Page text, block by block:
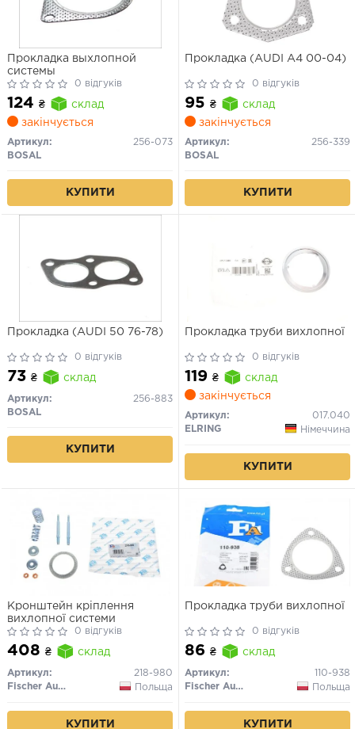
Прокладка выхлопной
системы
0 відгуків
124 ₴
склад
закінчується
Артикул:
256-073
BOSAL
КУПИТИ
Прокладка (AUDI A4 00-04)
0 відгуків
95 ₴
склад
закінчується
Артикул:
256-339
BOSAL
КУПИТИ
Прокладка (AUDI 50 76-78)
0 відгуків
73 ₴ склад
Артикул:
256-883
BOSAL
КУПИТИ
Прокладка труби вихлопної
0 відгуків
119 ₴
склад
закінчується
Артикул:
017.040
ELRING
Німеччина
КУПИТИ
Кронштейн кріплення
вихлопної системи
0 відгуків
408 ₴ склад
Артикул:
218-980
Fischer Automotive One (FA1)
Польща
КУПИТИ
Прокладка труби вихлопної
0 відгуків
86 ₴ склад
Артикул:
110-938
Fischer Automotive One (FA1)
Польща
КУПИТИ